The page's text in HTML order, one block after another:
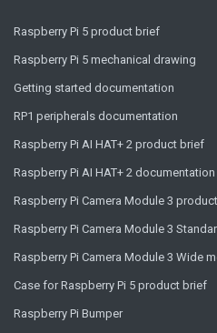
Raspberry Pi 5 product brief
Raspberry Pi 5 mechanical drawing
Getting started documentation
RP1 peripherals documentation
Raspberry Pi AI HAT+ 2 product brief
Raspberry Pi AI HAT+ 2 documentation
Raspberry Pi Camera Module 3
Raspberry Pi Camera Module 3
Raspberry Pi Camera Module 3 Wide
Case for Raspberry Pi 5 product brief
Raspberry Pi Bumper